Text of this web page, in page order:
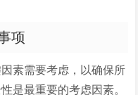
项
素需要考虑，以确保所
是最重要的考虑因素。